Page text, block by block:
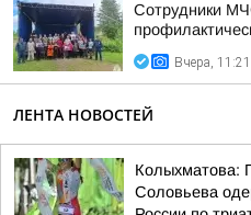
Сотрудники
Вчера, 11:21
ЛЕНТА НОВОСТЕЙ
Колыхматова:
Соловьева